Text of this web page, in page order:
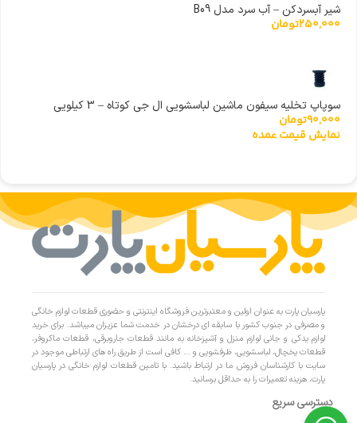
شیر آبسردکن – آب سرد مدل B09
250,000تومان
سوپاپ تخلیه سیفون ماشین لباسشویی ال جی کوتاه – 3 کیلویی
90,000تومان
نمایش قیمت عمده
پارسیان پارت به عنوان اولین و معتبرترین فروشگاه اینترنتی و حضوری قطعات لوازم خانگی
و مصرفی در جنوب کشور با سابقه ای درخشان در خدمت شما عزیزان میباشد. برای خرید
لوازم یدکی و جانی لوازم منزل و آشپزخانه به مانند قطعات جاروبرقی، قطعات ماکروفر،
قطعات یخچال، لباسشویی، ظرفشویی و … کافی است از طریق راه های ارتباطی موجود در
سایت با کارشناسان فروش ما در ارتباط باشید. با تامین قطعات لوازم خانگی در پارسیان
پارت، هزینه تعمیرات را به حداقل برسانید.
دسترسی سریع